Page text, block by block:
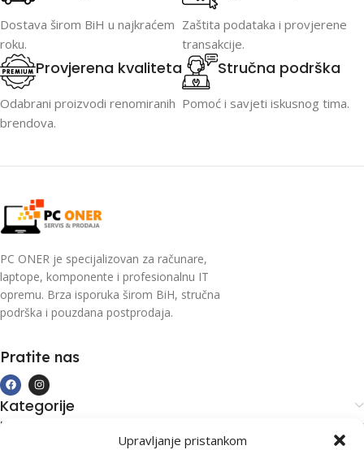
Upravljanje pristankom
Dostava širom BiH u najkraćem
roku.
Zaštita podataka i provjerene
transakcije.
Provjerena kvaliteta
Odabrani proizvodi renomiranih
brendova.
Stručna podrška
Pomoć i savjeti iskusnog tima.
PC ONER je specijalizovan za računare,
laptope, komponente i profesionalnu IT
opremu. Brza isporuka širom BiH, stručna
podrška i pouzdana postprodaja.
Pratite nas
Kategorije
Kupovina i podrška